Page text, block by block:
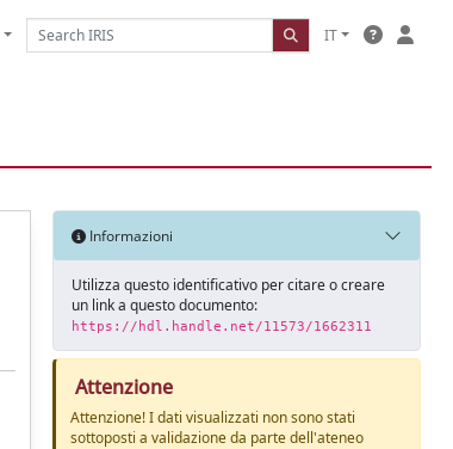
IT
Informazioni
Utilizza questo identificativo per citare o creare
un link a questo documento:
https://hdl.handle.net/11573/1662311
Attenzione
Attenzione! I dati visualizzati non sono stati
sottoposti a validazione da parte dell'ateneo